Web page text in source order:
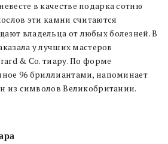
в качестве подарка сотню
эти камни считаются
владельца от любых болезней. В
у лучших мастеров
& Co. тиару. По форме
96 бриллиантами, напоминает
из символов Великобритании.